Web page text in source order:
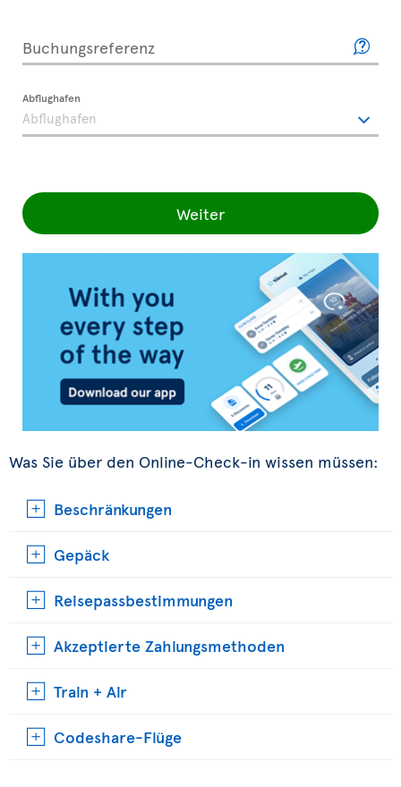
Buchungsreferenz
Abflughafen
Weiter
Was Sie über den Online-Check-in wissen müssen:
Beschränkungen
Gepäck
Reisepassbestimmungen
Akzeptierte Zahlungsmethoden
Train + Air
Codeshare-Flüge